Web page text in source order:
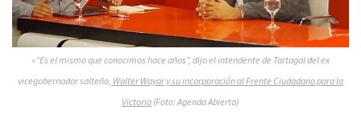
»”Es el mismo que conocimos hace años”, dijo el intendente de Tartagal del ex
vicegobernador salteño, Walter Wayar y su incorporación al Frente Ciudadano para la
Victoria (Foto: Agenda Abierta)